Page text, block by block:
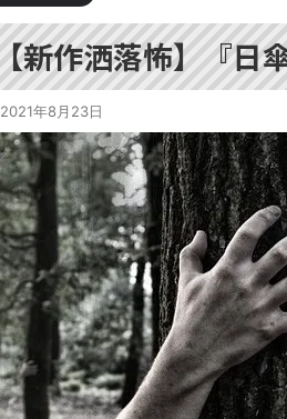
【新作洒落怖】『日
2021年8月23日